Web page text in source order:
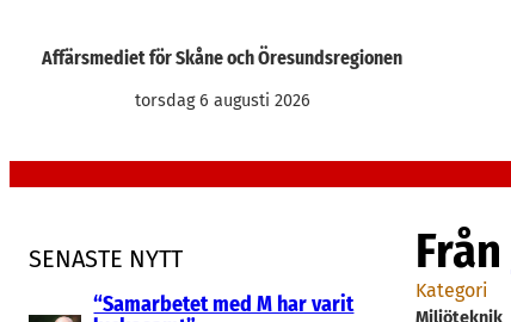
Affärsmediet för Skåne och Öresundsregionen
torsdag 6 augusti 2026
SENASTE NYTT
“Samarbetet med M har varit
Från
Kategori